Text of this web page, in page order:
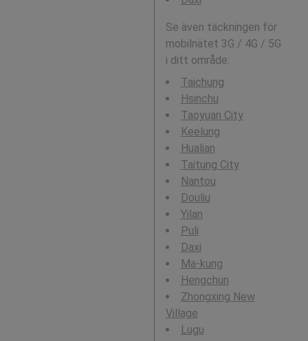
Se även täckningen för
mobilnätet 3G / 4G / 5G
i ditt område:
Taichung
Hsinchu
Taoyuan City
Keelung
Hualian
Taitung City
Nantou
Douliu
Yilan
Puli
Daxi
Ma-kung
Hengchun
Zhongxing New
Village
Lugu